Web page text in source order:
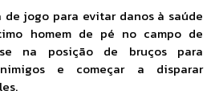
de jogo para evitar danos à saúde
homem de pé no campo de
se na posição de bruços para
e começar a disparar